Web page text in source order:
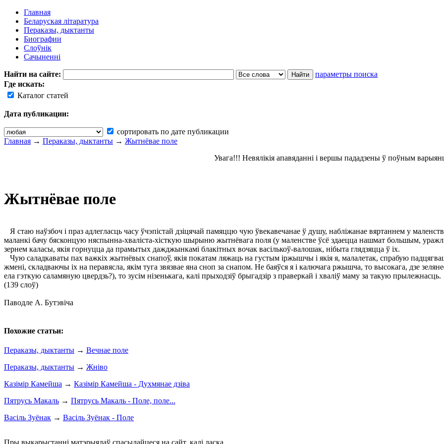
Главная
Беларуская літаратура
Пераказы, дыктанты
Биографии
Слоўнік
Сачыненні
Найти на сайте:
параметры поиска
Где искать:
Каталог статей
Дата публикации:
сортировать по дате публикации
Главная → Пераказы, дыктанты → Жытнёвае поле
Увага!!! Невялікія апавяданні і вершы пададзены ў поўным
Жытнёвае поле
Я стаю наўзбоч і праз адлегласць часу ўчэпістай дзіцячай памяццю чую ўвекавечанае ў душу, набліжанае вяртаннем у
маланкі бачу бясконцую няспынна-хваліста-хісткую шырыню жытнёвага поля (у маленстве ўсё здаецца нашмат большым,
зернем каласы, якія горнуцца да прамытых дажджынкамі блакітных вочак васількоў-валошак, нібыта глядзяцца ў іх.
Чую саладкаваты пах важкіх жытнёвых снапоў, якія покатам ляжаць на густым іржышчы і якія я, малалетак, спрабую
жмені, складваючы іх на перавясла, якім туга звязвае яна сноп за снапом. Не баяўся я і калючага ржышча, то высокага, дзе
ела гэткую саламяную цвердзь?), то зусім нізенькага, калі прыходзіў брыгадзір з праверкай і хваліў маму за такую прылежнасць.
(139 слоў)
Паводле А. Бутэвіча
Похожие статьи:
Пераказы, дыктанты → Вечнае поле
Пераказы, дыктанты → Жніво
Казімір Камейша → Казімір Камейша - Духмянае дзіва
Пятрусь Макаль → Пятрусь Макаль - Поле, поле...
Васіль Зуёнак → Васіль Зуёнак - Поле